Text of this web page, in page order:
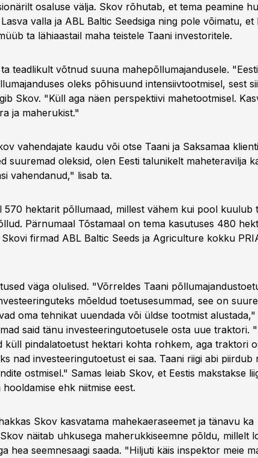
osaluse välja. Skov rõhutab, et tema peamine
valla ja ABL Baltic Seedsiga ning pole võimatu, et
ta lähiaastail maha teistele Taani investoritele.
teadlikult võtnud suuna mahepõllumajandusele.
oleks põhisuund intensiivtootmisel, sest
Skov. "Küll aga näen perspektiivi mahetootmisel.
ja maherukist."
vahendajate kaudu või otse Taani ja Saksamaa
suuremad oleksid, olen Eesti talunikelt maheteravilja
vahendanud," lisab ta.
570 hektarit põllumaad, millest vähem kui pool kuulub
Pärnumaal Tõstamaal on tema kasutuses 480
Skovi firmad ABL Baltic Seeds ja Agriculture kokku
väga olulised. "Võrreldes Taani
mõeldud toetusesummad, see on
oma tehnikat uuendada või üldse tootmist alustada,"
said tänu investeeringutoetusele osta uue traktori.
küll pindalatoetust hektari kohta rohkem, aga traktori
nad investeeringutoetust ei saa. Taani riigi abi piirdub
ostmisel." Samas leiab Skov, et Eestis makstakse
ehk niitmise eest.
Skov kasvatama mahekaeraseemet ja tänavu ka
näitab uhkusega maherukkiseemne põldu, millelt
hea seemnesaagi saada. "Hiljuti käis inspektor meie